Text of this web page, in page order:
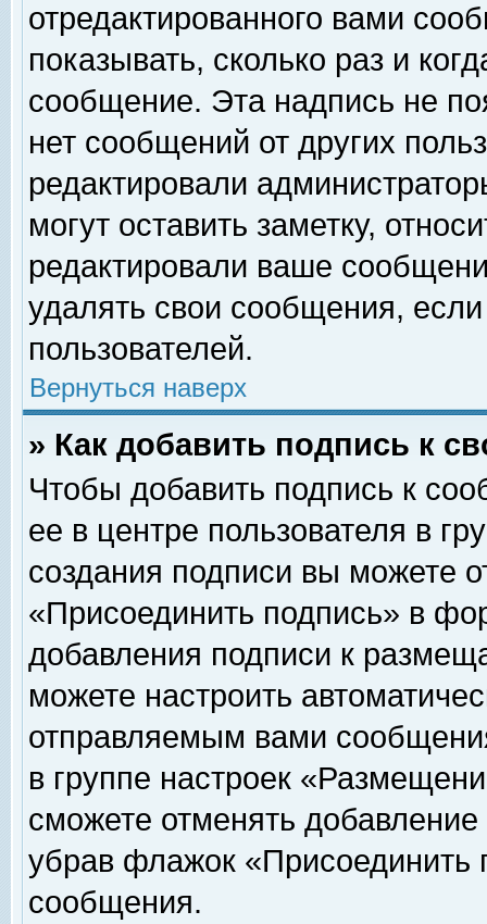
отредактированного вами
показывать, сколько раз и
сообщение. Эта надпись не
нет сообщений от других
редактировали
могут оставить заметку,
редактировали ваше
удалять свои сообщения,
пользователей.
Вернуться наверх
» Как добавить подпись к
Чтобы добавить подпись к
ее в центре пользователя в
создания подписи вы можете
«Присоединить подпись» в
добавления подписи к
можете настроить
отправляемым вами
в группе настроек
сможете отменять
убрав флажок «Присоединить
сообщения.